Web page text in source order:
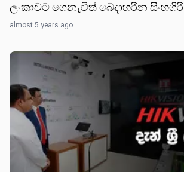
ලංකාවට ගෙනැවිත් බෙදාහරින සිංහගිරි
almost 5 years ago